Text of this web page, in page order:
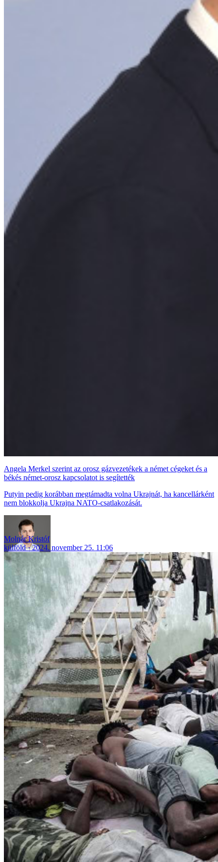
Angela Merkel szerint az orosz gázvezetékek a német cégeket és a
békés német-orosz kapcsolatot is segítették
Putyin pedig korábban megtámadta volna Ukrajnát, ha kancellárként
nem blokkolja Ukrajna NATO-csatlakozását.
Molnár Kristóf
külföld
2024. november 25. 11:06